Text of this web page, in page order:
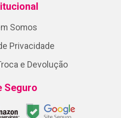
Somos
Privacidade
e Devolução
Seguro